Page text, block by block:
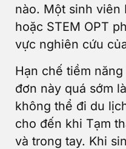
nào. Một sinh viên
hoặc STEM OPT
vực nghiên cứu
Hạn chế tiềm
đơn này quá sớm
không thể đi du
cho đến khi Tạm
và trong tay. Khi